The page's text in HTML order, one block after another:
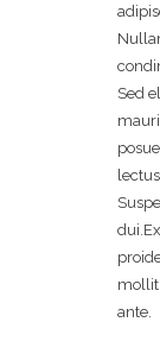
Sed
ante.